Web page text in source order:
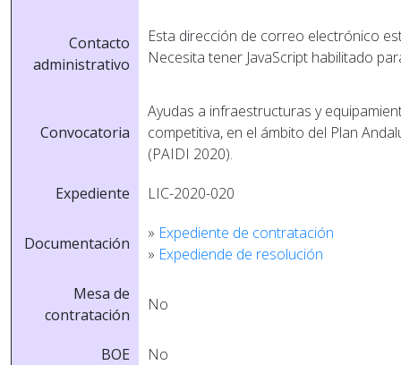
Contacto
administrativo
Esta dirección de correo electrónico
Necesita tener JavaScript habilitado
Convocatoria
Ayudas a infraestructuras y
competitiva, en el ámbito del Plan
(PAIDI 2020).
Expediente
LIC-2020-020
Documentación
» Expediente de contratación
» Expediende de resolución
Mesa de
contratación
No
BOE No